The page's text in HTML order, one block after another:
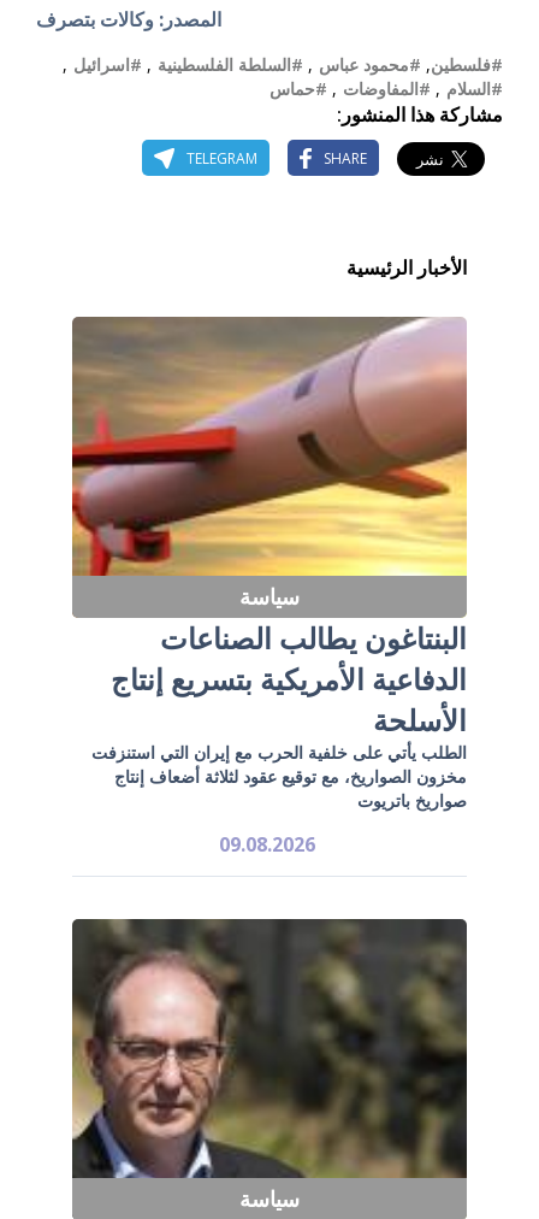
المصدر: وكالات بتصرف
#فلسطين, #محمود عباس , #السلطة الفلسطينية , #اسرائيل ,
#السلام , #المفاوضات , #حماس
مشاركة هذا المنشور:
SHARE
TELEGRAM
الأخبار الرئيسية
سياسة
البنتاغون يطالب الصناعات
الدفاعية الأمريكية بتسريع إنتاج
الأسلحة
الطلب يأتي على خلفية الحرب مع إيران التي استنزفت
مخزون الصواريخ، مع توقيع عقود لثلاثة أضعاف إنتاج
صواريخ باتريوت
09.08.2026
سياسة